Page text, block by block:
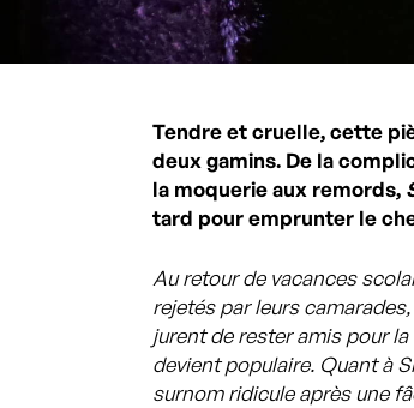
Tendre et cruelle, cette
deux gamins. De la
la moquerie aux remords,
tard pour emprunter le
Au retour de vacances
rejetés par leurs
jurent de rester amis pour
devient populaire. Quant à
surnom ridicule après une